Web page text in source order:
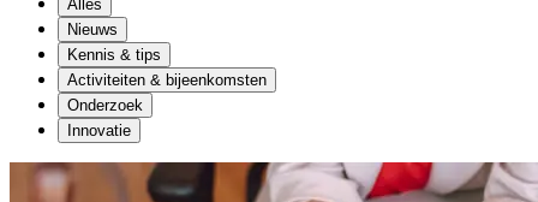
Alles
Nieuws
Kennis & tips
Activiteiten & bijeenkomsten
Onderzoek
Innovatie